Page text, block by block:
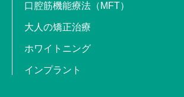
口腔筋機能療法（MFT）
大人の矯正治療
ホワイトニング
インプラント